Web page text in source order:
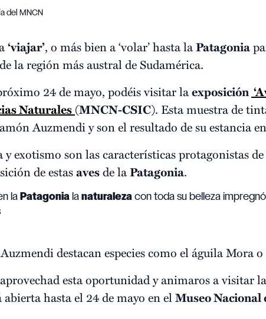
del MNCN
‘viajar’, o más bien a ‘volar’ hasta laPatagonia
la región más austral de Sudamérica.
24 de mayo, podéis visitar laexposición
Naturales (MNCN-CSIC). Esta muestra de
Auzmendi y son el resultado de su estancia
y exotismo son las características protagonistas
de estasavesde laPatagonia.
la Patagonia la naturaleza con toda su belleza
destacan especies como el águila Mora
esta oportunidad y animaros a visitar la
abierta hasta el 24 de mayo en elMuseo Nacional